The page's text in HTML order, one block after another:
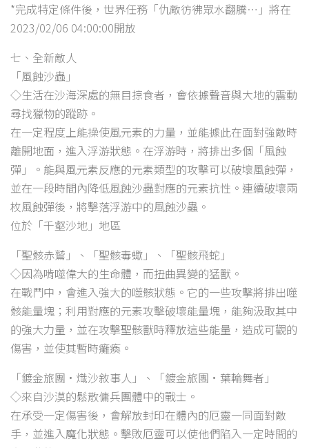
*完成特定條件後，世界任務「仇敵彷彿眾水翻騰…」將在
2023/02/06 04:00:00開放
七、全新敵人
「風蝕沙蟲」
◇生活在沙海深處的無目掠食者，會依據聲音與大地的震動
尋找獵物的蹤跡。
在一定程度上能操使風元素的力量，並能據此在面對強敵時
離開地面，進入浮游狀態。在浮游時，將排出多個「風蝕
彈」。能與風元素反應的元素類型的攻擊可以破壞風蝕彈，
並在一段時間內降低風蝕沙蟲對應的元素抗性。連續破壞兩
枚風蝕彈後，將擊落浮游中的風蝕沙蟲。
位於「千壑沙地」地區
「聖骸赤鷲」、「聖骸毒蠍」、「聖骸飛蛇」
◇因為啃噬偉大的生命體，而扭曲異變的猛獸。
在戰鬥中，會進入強大的噬骸狀態。它的一些攻擊將排出噬
骸能量塊；利用對應的元素攻擊破壞能量塊，能夠汲取其中
的強大力量，並在攻擊聖骸獸時釋放這些能量，造成可觀的
傷害，並使其暫時癱瘓。
「鍍金旅團·熾沙敘事人」、「鍍金旅團·葉輪舞者」
◇來自沙漠的鬆散傭兵團體中的戰士。
在承受一定傷害後，會解放封印在體內的厄靈一同面對敵
手，並進入魔化狀態。擊敗厄靈可以使他們陷入一定時間的